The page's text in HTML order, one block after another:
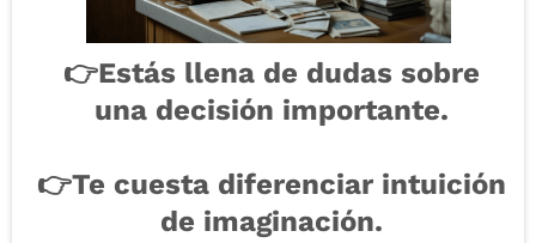
👉Estás llena de dudas sobre
una decisión importante.
👉Te cuesta diferenciar intuición
de imaginación.